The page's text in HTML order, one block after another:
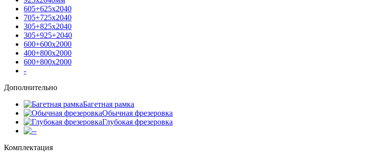
605+625х2040
705+725х2040
305+825х2040
305+925+2040
600+600х2000
400+800х2000
600+800х2000
-
Дополнительно
Багетная рамка
Обычная фрезеровка
Глубокая фрезеровка
-
Комплектация